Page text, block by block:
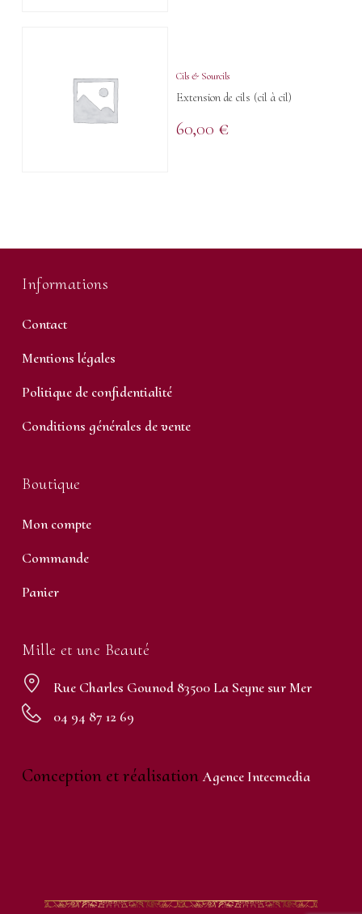
Cils & Sourcils
Extension de cils (cil à cil)
60,00 €
Informations
Contact
Mentions légales
Politique de confidentialité
Conditions générales de vente
Boutique
Mon compte
Commande
Panier
Mille et une Beauté
Rue Charles Gounod 83500 La Seyne sur Mer
04 94 87 12 69
Conception et réalisationAgence Intecmedia